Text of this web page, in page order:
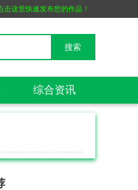
击这里快速发布您的作品！
综合资讯